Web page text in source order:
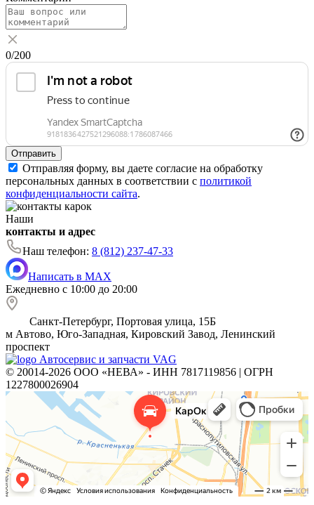
0/200
Отправить
Отправляя форму, вы даете согласие на обработку
персональных данных в соответствии с политикой
конфиденциальности сайта.
Наши
контакты и адрес
Наш телефон: 8 (812) 237-47-33
Написать в MAX
Ежедневно с 10:00 до 20:00
Санкт-Петербург, Портовая улица, 15Б
м Автово, Юго-Западная, Кировский Завод, Ленинский
проспект
Автосервис и запчасти VAG
© 20014-2026 ООО «НЕВА» - ИНН 7817119856 | ОГРН
1227800026904